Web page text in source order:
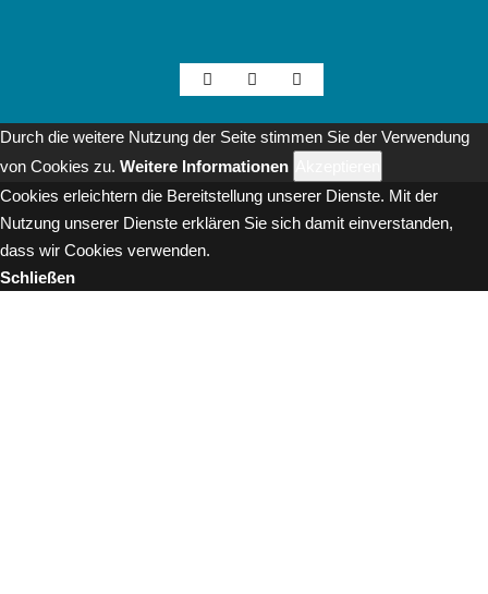
Durch die weitere Nutzung der Seite stimmen Sie der Verwendung
von Cookies zu. Weitere Informationen
Cookies erleichtern die Bereitstellung unserer Dienste. Mit der
Nutzung unserer Dienste erklären Sie sich damit einverstanden,
dass wir Cookies verwenden.
Schließen